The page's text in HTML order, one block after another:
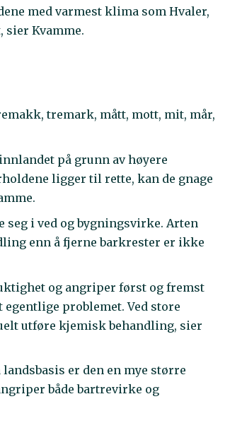
med varmest klima som Hvaler,
sier Kvamme.
tremark, mått, mott, mit, mår,
på grunn av høyere
ligger til rette, kan de gnage
seg i ved og bygningsvirke. Arten
enn å fjerne barkrester er ikke
og angriper først og fremst
problemet. Ved store
utføre kjemisk behandling, sier
er den en mye større
både bartrevirke og